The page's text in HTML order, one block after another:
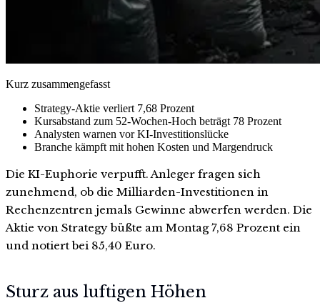
Kurz zusammengefasst
Strategy-Aktie verliert 7,68 Prozent
Kursabstand zum 52-Wochen-Hoch beträgt 78 Prozent
Analysten warnen vor KI-Investitionslücke
Branche kämpft mit hohen Kosten und Margendruck
Die KI-Euphorie verpufft. Anleger fragen sich
zunehmend, ob die Milliarden-Investitionen in
Rechenzentren jemals Gewinne abwerfen werden. Die
Aktie von Strategy büßte am Montag 7,68 Prozent ein
und notiert bei 85,40 Euro.
Sturz aus luftigen Höhen